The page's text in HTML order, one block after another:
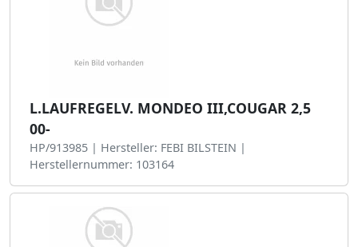
L.LAUFREGELV. MONDEO III,COUGAR 2,5
00-
HP/913985 | Hersteller: FEBI BILSTEIN |
Herstellernummer: 103164